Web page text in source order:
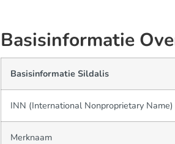
Basisinformatie
Basisinformatie Sildalis
INN (International Nonproprietary Name)
Merknaam